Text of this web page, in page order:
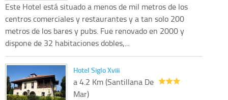
Este Hotel está situado a menos de mil metros de los
centros comerciales y restaurantes y a tan solo 200
metros de los bares y pubs. Fue renovado en 2000 y
dispone de 32 habitaciones dobles,...
Hotel Siglo Xviii
a 4.2 Km (Santillana De
Mar)